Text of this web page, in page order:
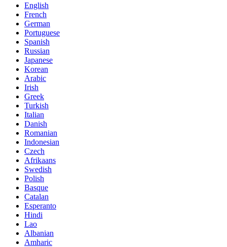
English
French
German
Portuguese
Spanish
Russian
Japanese
Korean
Arabic
Irish
Greek
Turkish
Italian
Danish
Romanian
Indonesian
Czech
Afrikaans
Swedish
Polish
Basque
Catalan
Esperanto
Hindi
Lao
Albanian
Amharic